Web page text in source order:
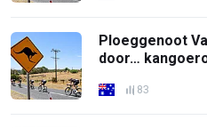
Ploeggenoot
door…
83